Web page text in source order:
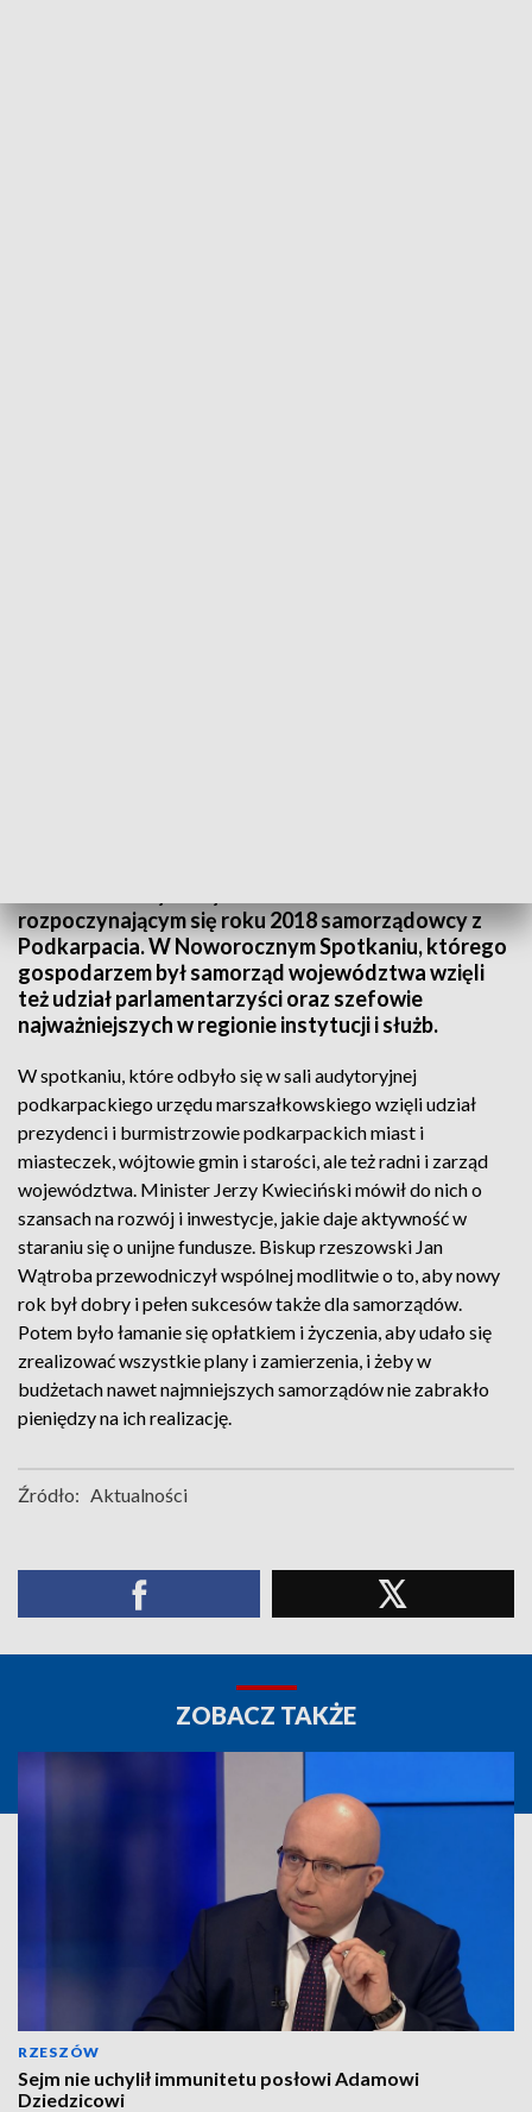
rozpoczynającym się roku 2018 samorządowcy z
Podkarpacia. W Noworocznym Spotkaniu, którego
gospodarzem był samorząd województwa wzięli
też udział parlamentarzyści oraz szefowie
najważniejszych w regionie instytucji i służb.
W spotkaniu, które odbyło się w sali audytoryjnej
podkarpackiego urzędu marszałkowskiego wzięli udział
prezydenci i burmistrzowie podkarpackich miast i
miasteczek, wójtowie gmin i starości, ale też radni i zarząd
województwa. Minister Jerzy Kwieciński mówił do nich o
szansach na rozwój i inwestycje, jakie daje aktywność w
staraniu się o unijne fundusze. Biskup rzeszowski Jan
Wątroba przewodniczył wspólnej modlitwie o to, aby nowy
rok był dobry i pełen sukcesów także dla samorządów.
Potem było łamanie się opłatkiem i życzenia, aby udało się
zrealizować wszystkie plany i zamierzenia, i żeby w
budżetach nawet najmniejszych samorządów nie zabrakło
pieniędzy na ich realizację.
Źródło: Aktualności
ZOBACZ TAKŻE
RZESZÓW
Sejm nie uchylił immunitetu posłowi Adamowi
Dziedzicowi